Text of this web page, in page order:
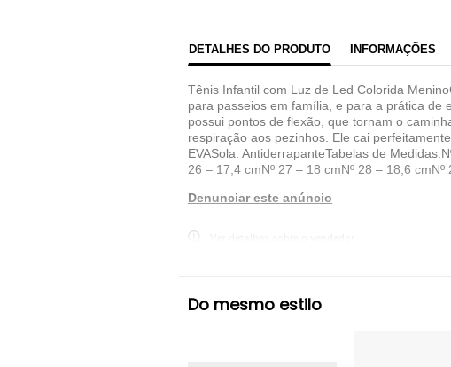
DETALHES DO PRODUTO INFORMAÇÕES
Tênis Infantil com Luz de Led Colorida
para passeios em família, e para a prática de
possui pontos de flexão, que tornam o
respiração aos pezinhos. Ele cai
EVASola: AntiderrapanteTabelas de
26 – 17,4 cmNº 27 – 18 cmNº 28 – 18,6
Denunciar este anúncio
Minipasso Tênis Esportivo Minipasso
Do mesmo estilo